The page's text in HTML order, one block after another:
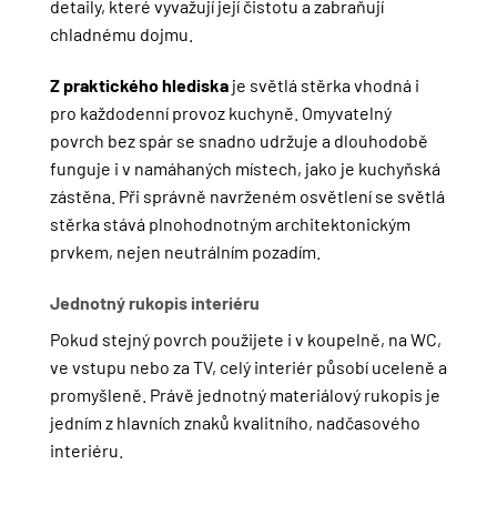
detaily, které vyvažují její čistotu a zabraňují
chladnému dojmu.
Z praktického hlediska je světlá stěrka vhodná i
pro každodenní provoz kuchyně. Omyvatelný
povrch bez spár se snadno udržuje a dlouhodobě
funguje i v namáhaných místech, jako je kuchyňská
zástěna. Při správně navrženém osvětlení se světlá
stěrka stává plnohodnotným architektonickým
prvkem, nejen neutrálním pozadím.
Jednotný rukopis interiéru
Pokud stejný povrch použijete i v koupelně, na WC,
ve vstupu nebo za TV, celý interiér působí uceleně a
promyšleně. Právě jednotný materiálový rukopis je
jedním z hlavních znaků kvalitního, nadčasového
interiéru.